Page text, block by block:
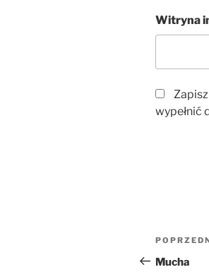
Witryna
wypełnić
wpisu
wpis
Mucha